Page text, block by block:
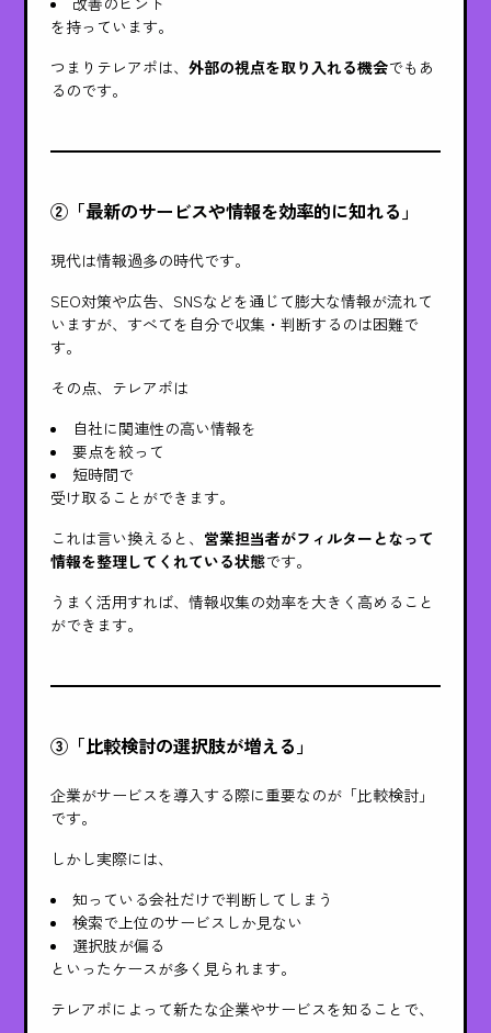
を持っています。
つまりテレアポは、 外部の視点を取り入れる機会でもあ
るのです。
②「最新のサービスや情報を効率的に知れる」
現代は情報過多の時代です。
SEO対策や広告、SNSなどを通じて膨大な情報が流れて
いますが、すべてを自分で収集・判断するのは困難で
す。
その点、テレアポは
自社に関連性の高い情報を
要点を絞って
短時間で
受け取ることができます。
これは言い換えると、 営業担当者がフィルターとなって
情報を整理してくれている状態です。
うまく活用すれば、情報収集の効率を大きく高めること
ができます。
③「比較検討の選択肢が増える」
企業がサービスを導入する際に重要なのが「比較検討」
です。
しかし実際には、
知っている会社だけで判断してしまう
検索で上位のサービスしか見ない
選択肢が偏る
といったケースが多く見られます。
テレアポによって新たな企業やサービスを知ることで、